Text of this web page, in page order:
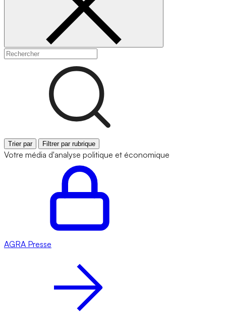
Trier par Filtrer par rubrique
Votre média d'analyse politique et économique
AGRA Presse